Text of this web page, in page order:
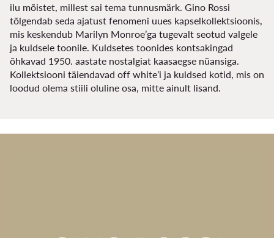
ilu mõistet, millest sai tema tunnusmärk. Gino Rossi
tõlgendab seda ajatust fenomeni uues kapselkollektsioonis,
mis keskendub Marilyn Monroe’ga tugevalt seotud valgele
ja kuldsele toonile. Kuldsetes toonides kontsakingad
õhkavad 1950. aastate nostalgiat kaasaegse nüansiga.
Kollektsiooni täiendavad off white’i ja kuldsed kotid, mis on
loodud olema stiili oluline osa, mitte ainult lisand.